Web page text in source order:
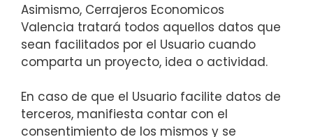
Asimismo, Cerrajeros Economicos
Valencia tratará todos aquellos datos que
sean facilitados por el Usuario cuando
comparta un proyecto, idea o actividad.
En caso de que el Usuario facilite datos de
terceros, manifiesta contar con el
consentimiento de los mismos y se